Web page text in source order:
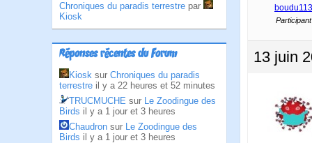
Chroniques du paradis terrestre par
Kiosk
Réponses récentes du Forum
Kiosk sur Chroniques du paradis
terrestre il y a 22 heures et 52 minutes
TRUCMUCHE sur Le Zoodingue des
Birds il y a 1 jour et 3 heures
Chaudron sur Le Zoodingue des
Birds il y a 1 jour et 3 heures
boudu113
Participant
13 juin